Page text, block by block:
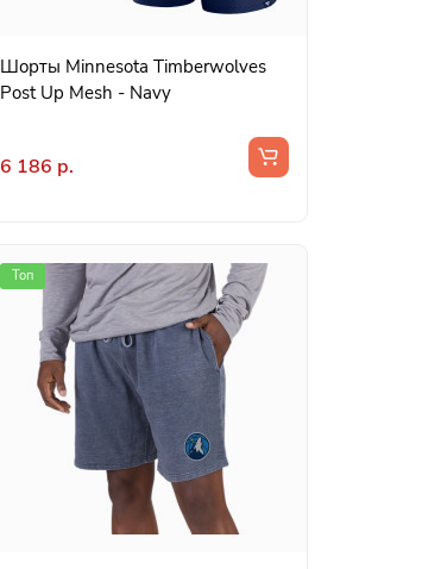
Шорты Minnesota Timberwolves
Post Up Mesh - Navy
6 186 р.
Топ